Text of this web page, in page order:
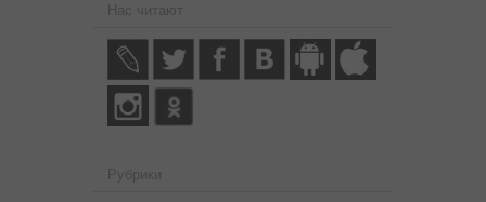
Нас читают
Рубрики